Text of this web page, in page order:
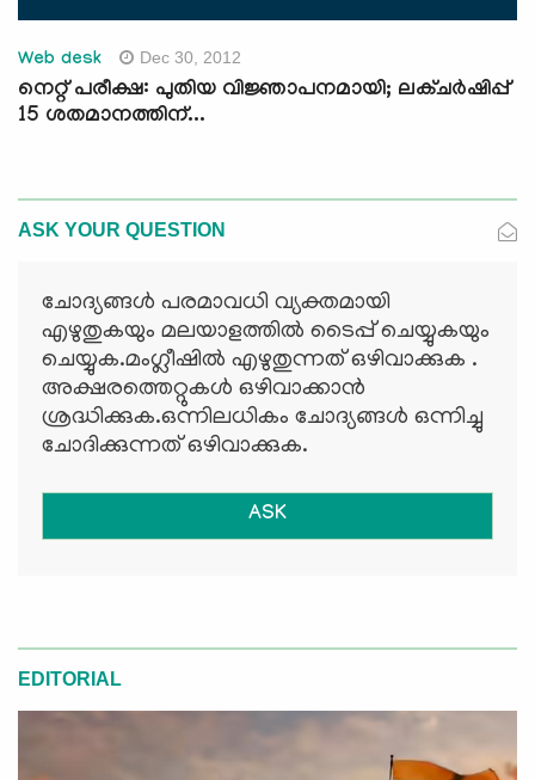
Web desk Dec 30, 2012
നെറ്റ് പരീക്ഷ: പുതിയ വിജ്ഞാപനമായി; ലക്ചര്‍ഷിപ്പ്
15 ശതമാനത്തിന്...
ASK YOUR QUESTION
ചോദ്യങ്ങള്‍ പരമാവധി വ്യക്തമായി
എഴുതുകയും മലയാളത്തില്‍ ടൈപ്പ് ചെയ്യുകയും
ചെയ്യുക.മംഗ്ലീഷില്‍ എഴുതുന്നത് ഒഴിവാക്കുക .
അക്ഷരത്തെറ്റുകള്‍ ഒഴിവാക്കാന്‍
ശ്രദ്ധിക്കുക.ഒന്നിലധികം ചോദ്യങ്ങള്‍ ഒന്നിച്ചു
ചോദിക്കുന്നത് ഒഴിവാക്കുക.
ASK
EDITORIAL